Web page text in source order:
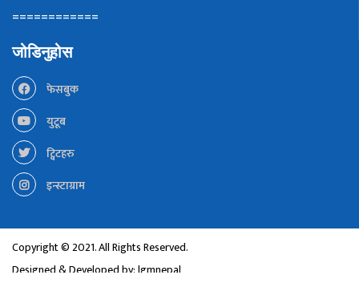
============
जोडिनुहोस
फेसबुक
युटूब
ट्विटहरु
इन्स्टाग्राम
Copyright © 2021. All Rights Reserved.
Designed & Developed by:lgmnepal